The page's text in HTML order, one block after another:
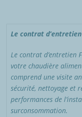
Le contrat
Le contrat d’entretien
votre chaudière
comprend une visite
sécurité, nettoyage et
performances de
surconsommation.